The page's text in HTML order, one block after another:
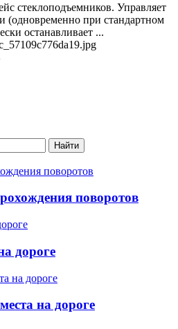
стеклоподъемников. Управляет
(одновременно при стандартном
останавливает ...
Найти
поворотов
дороге
на дороге